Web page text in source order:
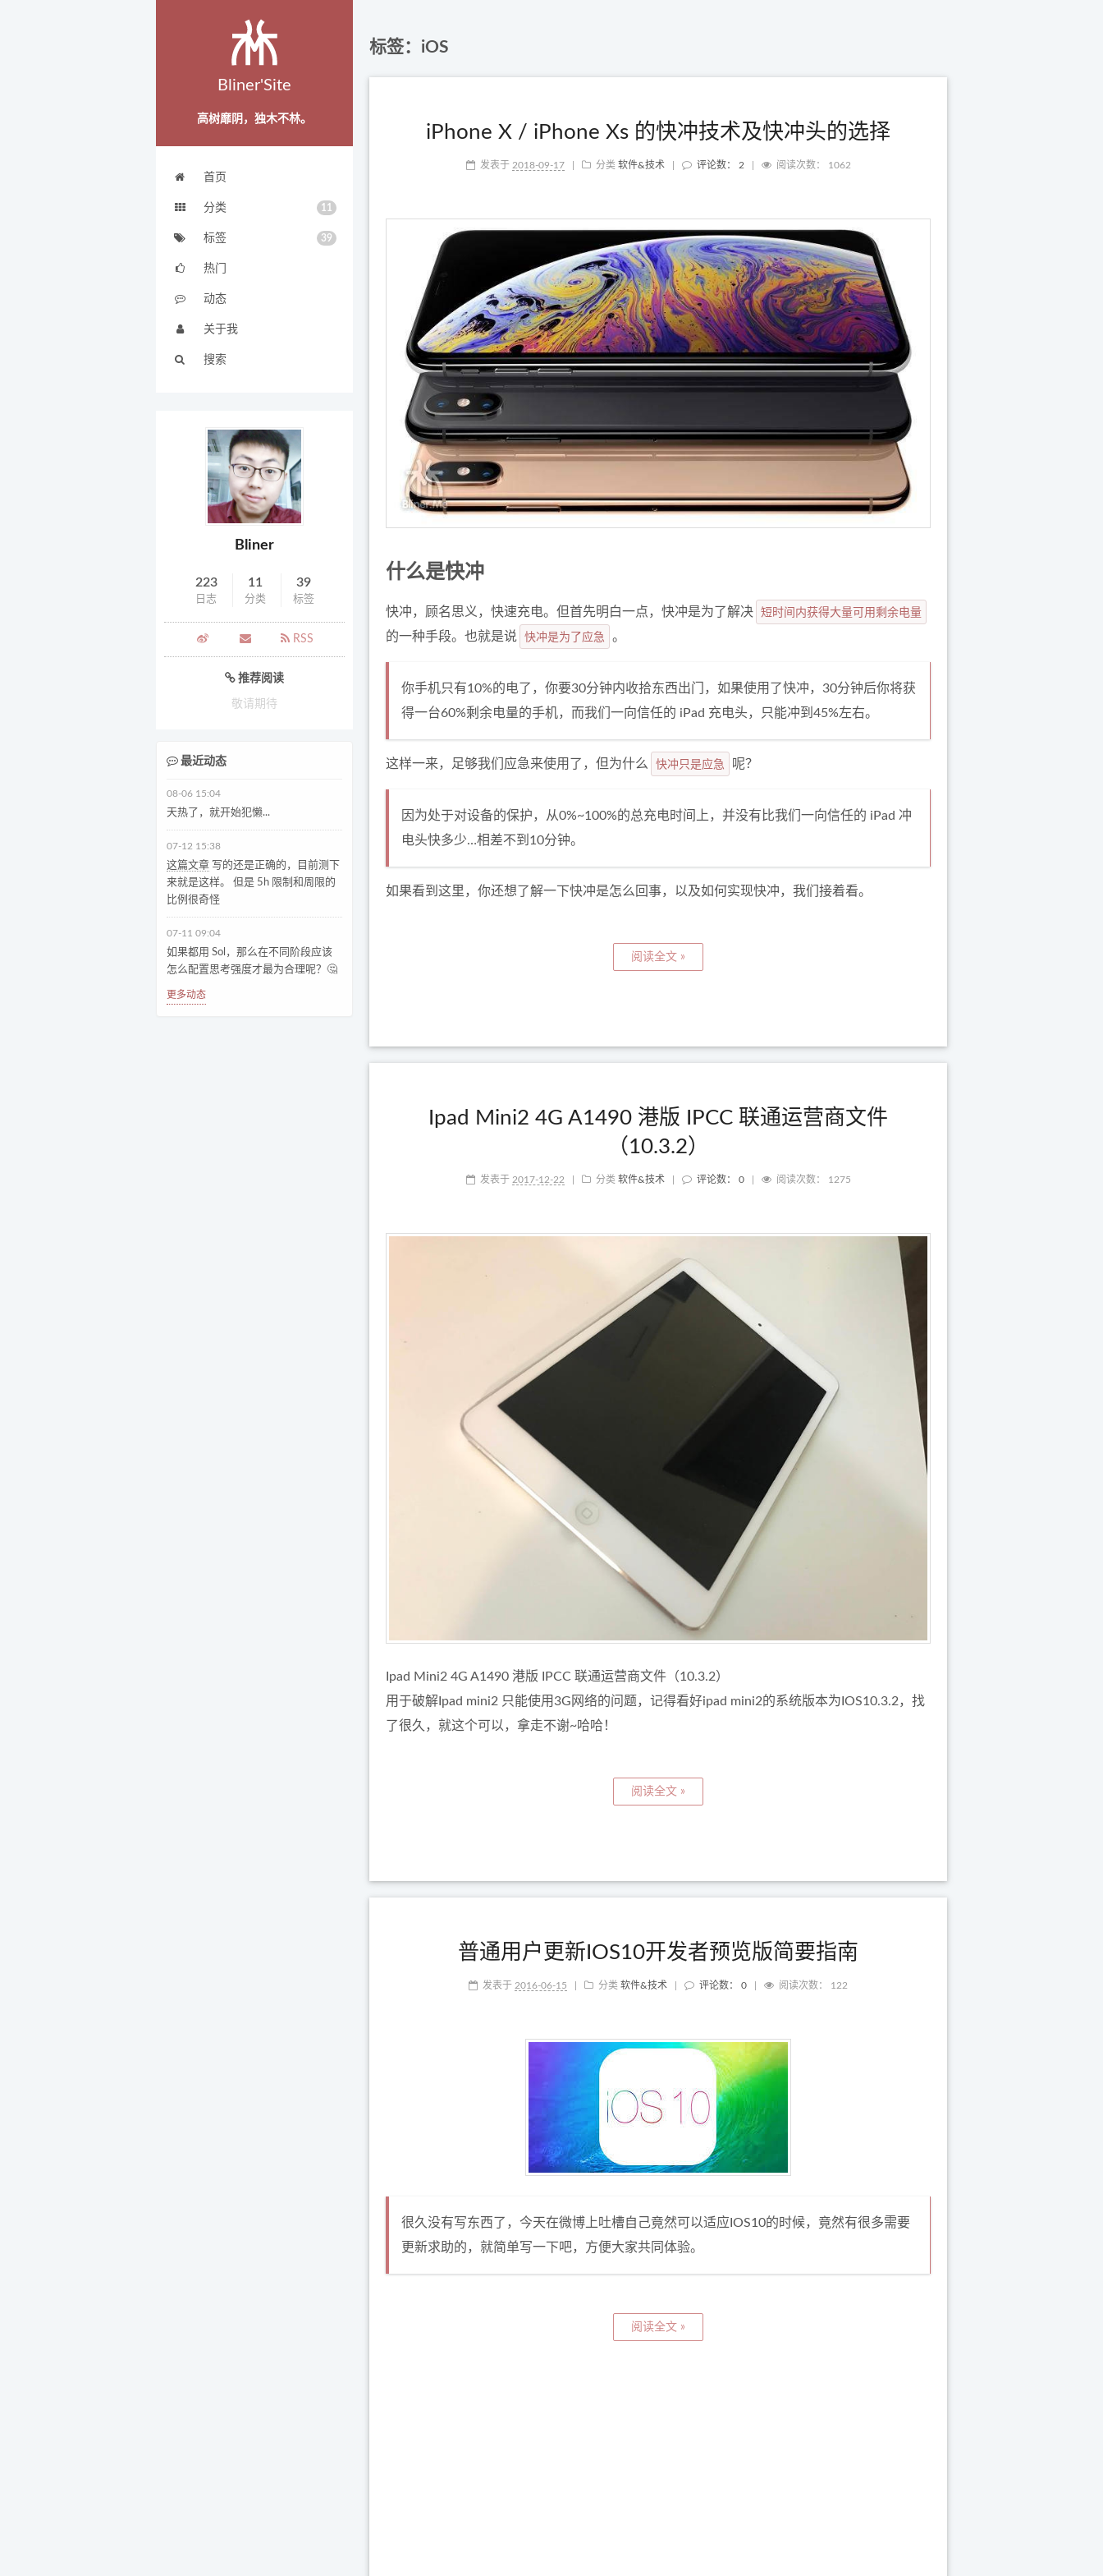
Bliner'Site
高树靡阴，独木不林。
首页
分类 11
标签 39
热门
动态
关于我
搜索
标签：iOS
iPhone X / iPhone Xs 的快冲技术及快冲头的选择
发表于 2018-09-17 分类 软件&技术 评论数： 2 阅读次数： 1062
什么是快冲
快冲，顾名思义，快速充电。但首先明白一点，快冲是为了解决 短时间内获得大量可用剩余电量
的一种手段。也就是说 快冲是为了应急 。
你手机只有10%的电了，你要30分钟内收拾东西出门，如果使用了快冲，30分钟后你将获
得一台60%剩余电量的手机，而我们一向信任的 iPad 充电头，只能冲到45%左右。
这样一来，足够我们应急来使用了，但为什么 快冲只是应急 呢？
因为处于对设备的保护，从0%~100%的总充电时间上，并没有比我们一向信任的 iPad 冲
电头快多少…相差不到10分钟。
如果看到这里，你还想了解一下快冲是怎么回事，以及如何实现快冲，我们接着看。
阅读全文 »
Ipad Mini2 4G A1490 港版 IPCC 联通运营商文件
（10.3.2）
发表于 2017-12-22 分类 软件&技术 评论数： 0 阅读次数： 1275
Ipad Mini2 4G A1490 港版 IPCC 联通运营商文件（10.3.2）
用于破解Ipad mini2 只能使用3G网络的问题，记得看好ipad mini2的系统版本为IOS10.3.2，找
了很久，就这个可以，拿走不谢~哈哈！
阅读全文 »
普通用户更新IOS10开发者预览版简要指南
发表于 2016-06-15 分类 软件&技术 评论数： 0 阅读次数： 122
很久没有写东西了，今天在微博上吐槽自己竟然可以适应IOS10的时候，竟然有很多需要
更新求助的，就简单写一下吧，方便大家共同体验。
阅读全文 »
Bliner
223
日志
11
分类
39
标签
RSS
推荐阅读
敬请期待
最近动态
08-06 15:04
天热了，就开始犯懒...
07-12 15:38
这篇文章 写的还是正确的，目前测下
来就是这样。 但是 5h 限制和周限的
比例很奇怪
07-11 09:04
如果都用 Sol，那么在不同阶段应该
怎么配置思考强度才最为合理呢？🤔
更多动态